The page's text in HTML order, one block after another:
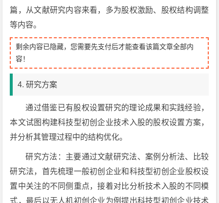
篇，从文献研究内容来看，多为股权激励、股权结构调整
等内容。
剩余内容已隐藏，您需要先支付后才能查看该篇文章全部内
容！
4. 研究方案
通过借鉴已有股权设置研究的理论成果和实践经验，
本文试图构建科技型初创企业技术入股的股权设置方案，
并分析其管理过程中的结构优化。
研究方法：主要通过文献研究法、案例分析法、比较
研究法，首先梳理一般初创企业和科技型初创企业股权设
置中关注的不同侧重点，接着对比分析技术入股的不同模
式，最后以无人机初创企业为例提出科技型初创企业技术